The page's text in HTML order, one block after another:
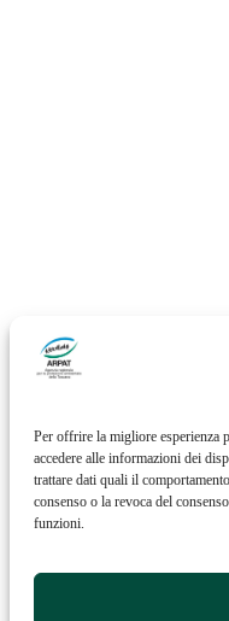
Per offrire la migliore esperienza
accedere alle informazioni dei
trattare dati quali il
consenso o la revoca del
funzioni.